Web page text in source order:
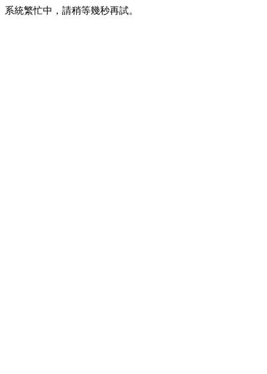
系統繁忙中，請稍等幾秒再試。